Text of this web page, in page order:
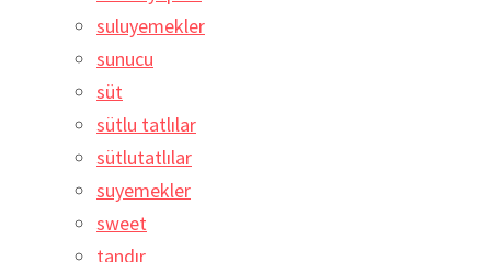
suluyemekler
sunucu
süt
sütlu tatlılar
sütlutatlılar
suyemekler
sweet
tandır